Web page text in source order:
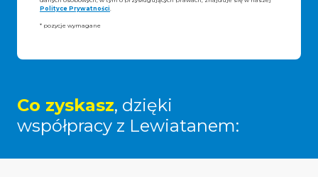
Polityce Prywatności.
* pozycje wymagane
Co zyskasz, dzięki
współpracy z Lewiatanem: